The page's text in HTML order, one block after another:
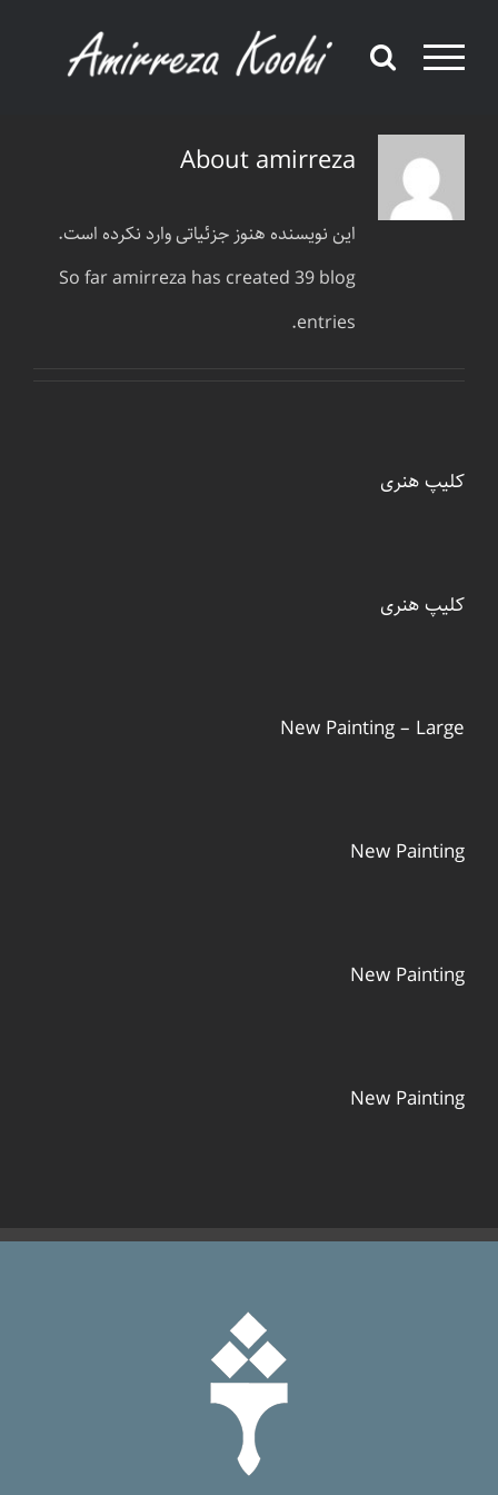
About amirreza
این نویسنده هنوز جزئیاتی وارد نکرده است.
So far amirreza has created 39 blog
entries.
کلیپ هنری
کلیپ هنری
New Painting – Large
New Painting
New Painting
New Painting